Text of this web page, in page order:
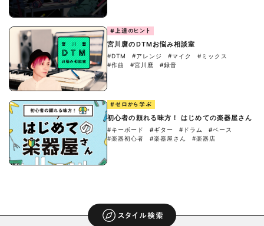
#上達のヒント
宮川麿のDTMお悩み相談室
#DTM #アレンジ #マイク
#ミックス
#作曲
#宮川麿 #録音
#ゼロから学ぶ
初心者の頼れる味方！ はじめての楽器屋さん
#キーボード #ギター #ドラム
#ベース
#楽器初心者
#楽器屋さん #楽器店
スタイル検索